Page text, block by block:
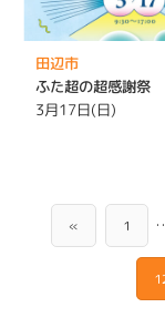
田辺市
ふた超の超感謝祭
3月17日(日)
« 1